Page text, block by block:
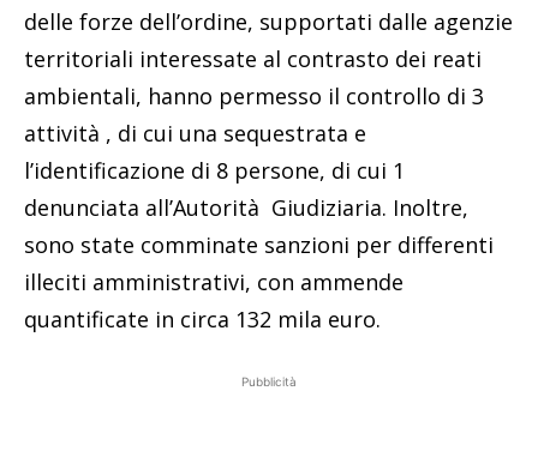
delle forze dell’ordine, supportati dalle agenzie
territoriali interessate al contrasto dei reati
ambientali, hanno permesso il controllo di 3
attività , di cui una sequestrata e
l’identificazione di 8 persone, di cui 1
denunciata all’Autorità Giudiziaria. Inoltre,
sono state comminate sanzioni per differenti
illeciti amministrativi, con ammende
quantificate in circa 132 mila euro.
Pubblicità